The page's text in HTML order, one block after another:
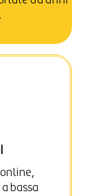
bassa